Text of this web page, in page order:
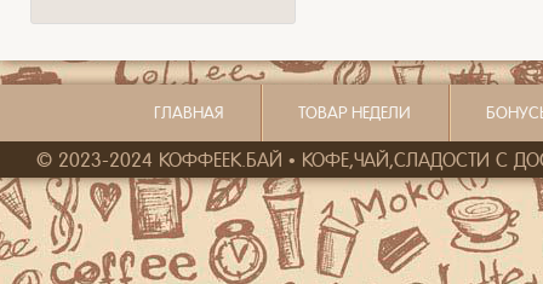
ГЛАВНАЯ ТОВАР НЕДЕЛИ
© 2023-2024 КОФФЕЕК.БАЙ • КОФЕ,ЧАЙ,СЛАДОСТИ С